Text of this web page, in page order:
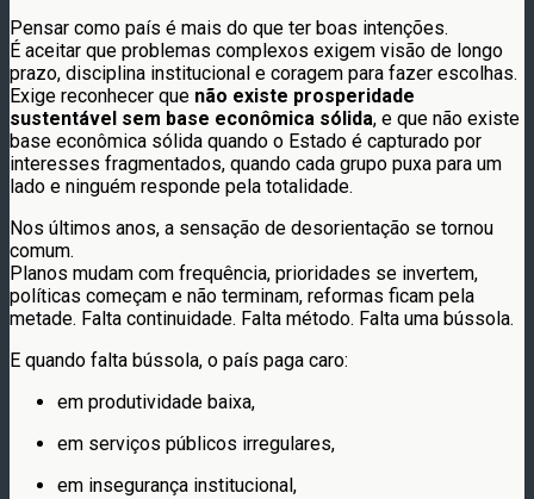
Pensar como país é mais do que ter boas intenções.
É aceitar que problemas complexos exigem visão de longo
prazo, disciplina institucional e coragem para fazer escolhas.
Exige reconhecer que não existe prosperidade
sustentável sem base econômica sólida, e que não existe
base econômica sólida quando o Estado é capturado por
interesses fragmentados, quando cada grupo puxa para um
lado e ninguém responde pela totalidade.
Nos últimos anos, a sensação de desorientação se tornou
comum.
Planos mudam com frequência, prioridades se invertem,
políticas começam e não terminam, reformas ficam pela
metade. Falta continuidade. Falta método. Falta uma bússola.
E quando falta bússola, o país paga caro:
em produtividade baixa,
em serviços públicos irregulares,
em insegurança institucional,